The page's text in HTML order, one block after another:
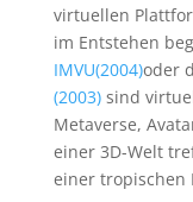
virtuellen
im Entstehen
IMVU(2004)oder
(2003)sind
Metaverse,
einer 3D-Welt
einer tropischen